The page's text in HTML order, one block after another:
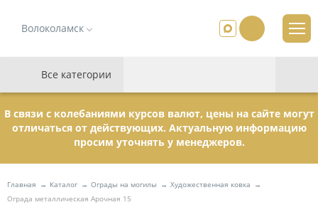
Волоколамск
Все категории
В связи с колебаниями курсов валют, цены на сайте могут
отличаться от действующих. Актуальную информацию
просим уточнять у менеджеров.
Главная Каталог Ограды на могилы
Художественная ковка
Ограда металлическая Арочная 15